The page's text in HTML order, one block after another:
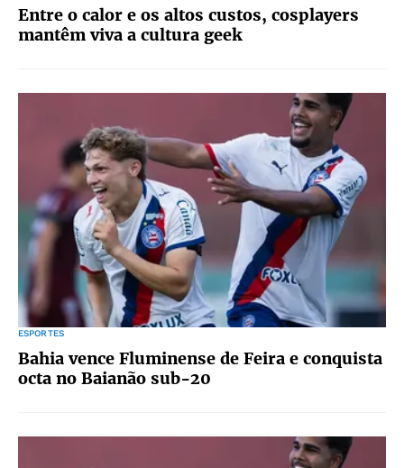
Entre o calor e os altos custos, cosplayers
mantêm viva a cultura geek
ESPORTES
Bahia vence Fluminense de Feira e conquista
octa no Baianão sub-20